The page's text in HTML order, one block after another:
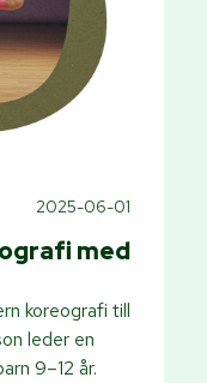
2025-06-01
med
koreografi till
leder en
9–12 år.